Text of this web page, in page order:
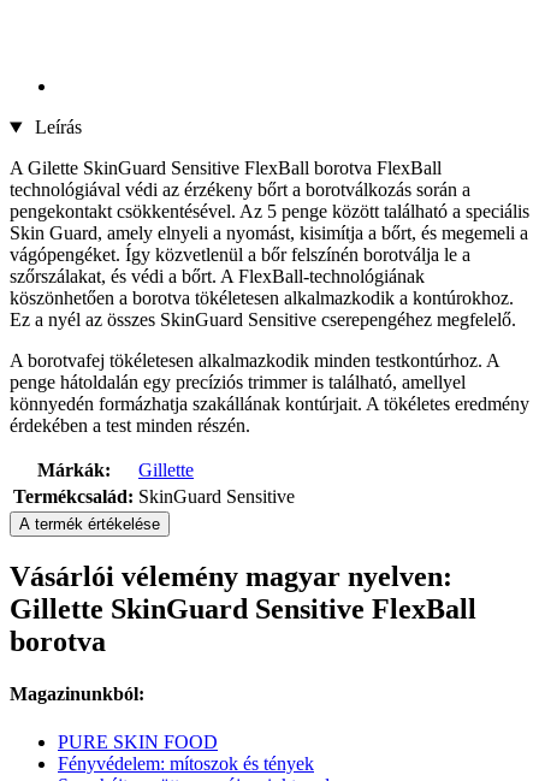
Leírás
A Gilette SkinGuard Sensitive FlexBall borotva FlexBall
technológiával védi az érzékeny bőrt a borotválkozás során a
pengekontakt csökkentésével. Az 5 penge között található a speciális
Skin Guard, amely elnyeli a nyomást, kisimítja a bőrt, és megemeli a
vágópengéket. Így közvetlenül a bőr felszínén borotválja le a
szőrszálakat, és védi a bőrt. A FlexBall-technológiának
köszönhetően a borotva tökéletesen alkalmazkodik a kontúrokhoz.
Ez a nyél az összes SkinGuard Sensitive cserepengéhez megfelelő.
A borotvafej tökéletesen alkalmazkodik minden testkontúrhoz. A
penge hátoldalán egy precíziós trimmer is található, amellyel
könnyedén formázhatja szakállának kontúrjait. A tökéletes eredmény
érdekében a test minden részén.
Márkák:
Gillette
Termékcsalád: SkinGuard Sensitive
A termék értékelése
Vásárlói vélemény magyar nyelven:
Gillette SkinGuard Sensitive FlexBall
borotva
Magazinunkból:
PURE SKIN FOOD
Fényvédelem: mítoszok és tények